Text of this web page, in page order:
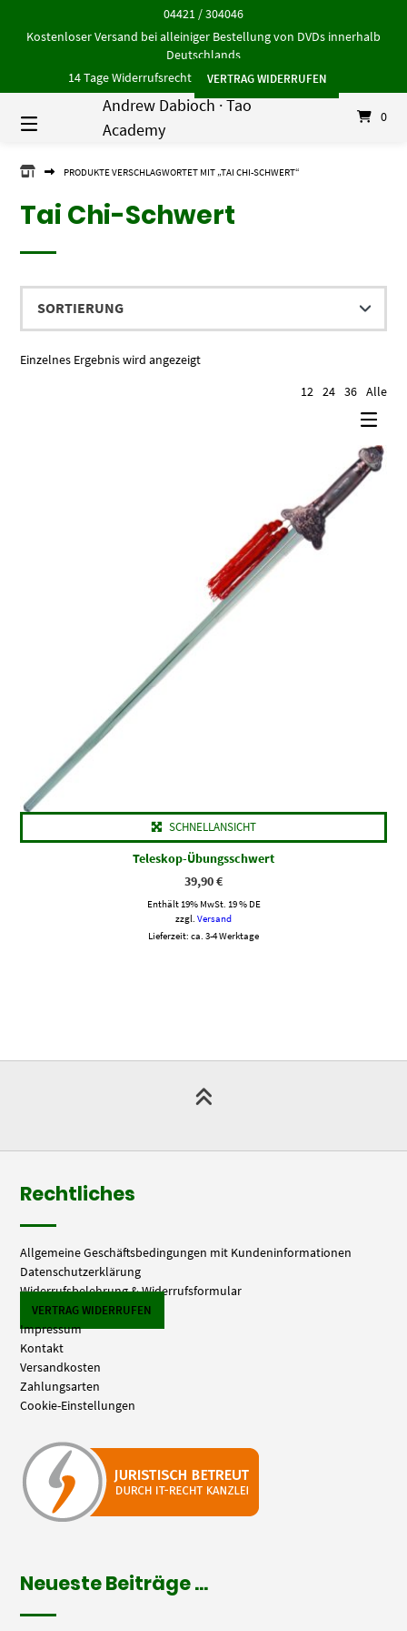
Inhalt
04421 / 304046
Kostenloser Versand bei alleiniger Bestellung von DVDs innerhalb
Deutschlands
14 Tage Widerrufsrecht
VERTRAG WIDERRUFEN
Andrew Dabioch · Tao
Academy
0
ANDREW
TAO
PRODUKTE VERSCHLAGWORTET MIT „TAI CHI-SCHWERT“
Tai Chi-Schwert
Einzelnes Ergebnis wird angezeigt
12 24 36 Alle
SCHNELLANSICHT
Teleskop-Übungsschwert
39,90€
Enthält 19% MwSt. 19 % DE
zzgl. Versand
Lieferzeit: ca. 3-4 Werktage
Rechtliches
Allgemeine Geschäftsbedingungen mit Kundeninformationen
Datenschutzerklärung
Widerrufsbelehrung & Widerrufsformular
VERTRAG WIDERRUFEN
Impressum
Kontakt
Versandkosten
Zahlungsarten
Cookie-Einstellungen
Neueste Beiträge …